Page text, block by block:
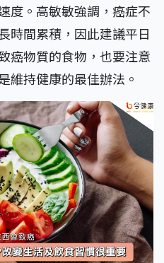
度。高敏敏強調，癌症不
時間累積，因此建議平日
癌物質的食物，也要注意
維持健康的最佳辦法。